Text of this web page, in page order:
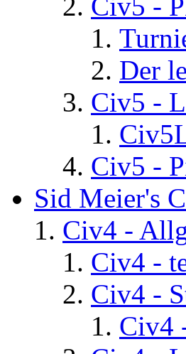
Der
Civ5 -
Civ5 -
Sid Meier's
Civ4 -
Civ4 -
Civ4 -
Civ4